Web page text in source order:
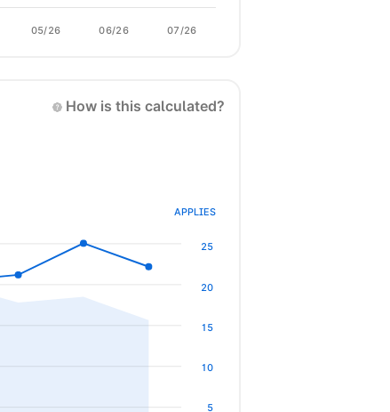
05/26 06/26 07/26
How is this calculated?
5
10
15
20
25
APPLIES